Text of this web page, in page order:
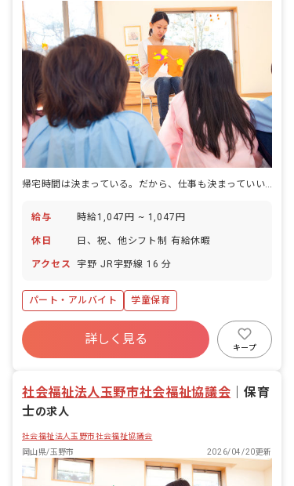
給与 時給1,047円 ~ 1,047円
休日 日、祝、他シフト制 有給休暇
アクセス 宇野 JR宇野線 16 分
パート・アルバイト 学童保育
詳しく見る
キープ
社会福祉法人玉野市社会福祉協議会
保育
士の求人
社会福祉法人玉野市社会福祉協議会
岡山県/玉野市
2026/04/20更新